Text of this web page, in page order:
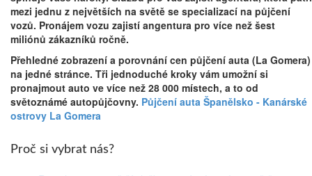
mezi jednu z největších na světě se specializací na půjčení
vozů. Pronájem vozu zajistí angentura pro více než šest
miliónů zákazníků ročně.
Přehledné zobrazení a porovnání cen půjčení auta (La Gomera)
na jedné stránce. Tři jednoduché kroky vám umožní si
pronajmout auto ve více než 28 000 místech, a to od
světoznámé autopůjčovny. Půjčení auta Španělsko - Kanárské
ostrovy La Gomera
Proč si vybrat nás?